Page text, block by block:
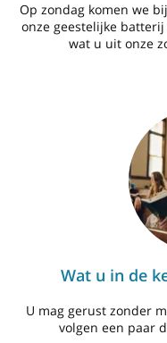
Op zondag komen we
onze geestelijke
wat u uit onze
Wat u in de
U mag gerust zonder
volgen een paar